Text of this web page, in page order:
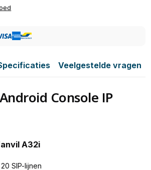
Veelgestelde vragen
Console IP
A32i
SIP-lijnen